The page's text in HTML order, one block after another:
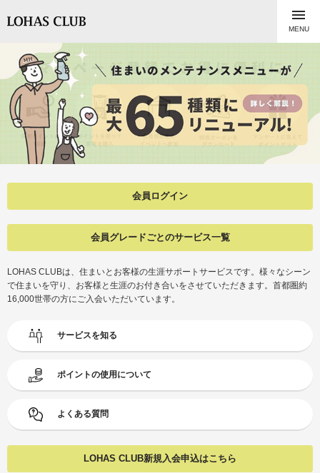

MENU
会員ログイン
会員グレードごとのサービス一覧
LOHAS CLUBは、住まいとお客様の生涯サポートサービスです。様々なシーン
で住まいを守り、お客様と生涯のお付き合いをさせていただきます。首都圏約
16,000世帯の方にご入会いただいています。
サービスを知る
ポイントの使用について
よくある質問
LOHAS CLUB新規入会申込はこちら